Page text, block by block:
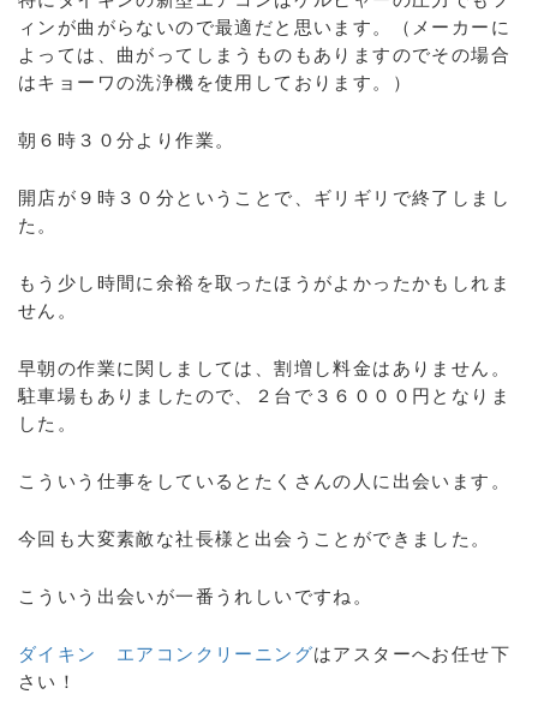
ィンが曲がらないので最適だと思います。（メーカーに
よっては、曲がってしまうものもありますのでその場合
はキョーワの洗浄機を使用しております。）
朝６時３０分より作業。
開店が９時３０分ということで、ギリギリで終了しまし
た。
もう少し時間に余裕を取ったほうがよかったかもしれま
せん。
早朝の作業に関しましては、割増し料金はありません。
駐車場もありましたので、２台で３６０００円となりま
した。
こういう仕事をしているとたくさんの人に出会います。
今回も大変素敵な社長様と出会うことができました。
こういう出会いが一番うれしいですね。
ダイキン エアコンクリーニングはアスターへお任せ下
さい！